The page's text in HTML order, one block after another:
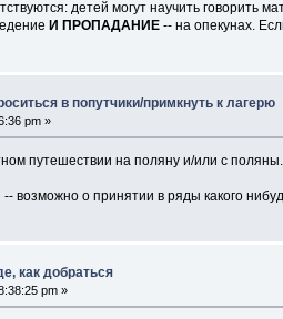
детей могут научить говорить
И ПРОПАДАНИЕ -- на опекунах.
в попутчики/примкнуть к лагерю
pm »
путешествии на поляну и/или с поляны.
возможно о принятии в ряды какого
как добраться
pm »